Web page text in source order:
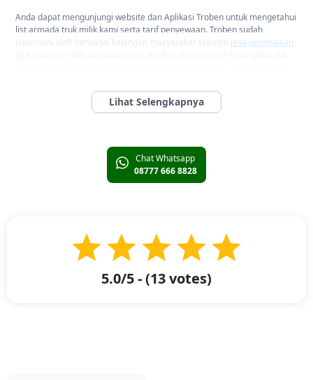
Anda dapat mengunjungi website dan Aplikasi Troben untuk mengetahui
list armada truk milik kami serta tarif penyewaan. Troben sudah
dipercaya oleh berbagai kalangan masyarakat sebagai jasa penyewaan
truk
Pindahan Rumah Anti Boncos Menggunakan Sewa Pick Up Jakarta
Anda sedang mencari kendaraan pick-up untuk
membantu proses pindahan rumah dari Jakarta ke Serang? Tenang saja!
Troben Truk menawarkan berbagai pilihan sewa truk yang bisa
disesuaikan dengan kebutuhan Anda. Dengan armada truk yang
lengkap, kami memastikan Anda dapat memilih kendaraan yang paling
Chat Whatsapp
08777 666 8828
5.0/5 - (13votes)